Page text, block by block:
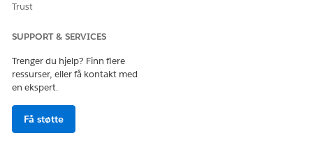
Trust
SUPPORT & SERVICES
Trenger du hjelp? Finn flere
ressurser, eller få kontakt med
en ekspert.
Få støtte